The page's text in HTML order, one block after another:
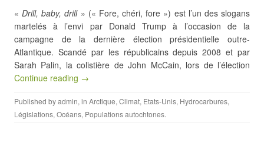
« Drill, baby, drill » (« Fore, chéri, fore ») est l’un des slogans
martelés à l’envi par Donald Trump à l’occasion de la
campagne de la dernière élection présidentielle outre-
Atlantique. Scandé par les républicains depuis 2008 et par
Sarah Palin, la colistière de John McCain, lors de l’élection
Continue reading →
Published byadmin, in Arctique, Climat, Etats-Unis, Hydrocarbures,
Législations, Océans, Populations autochtones.